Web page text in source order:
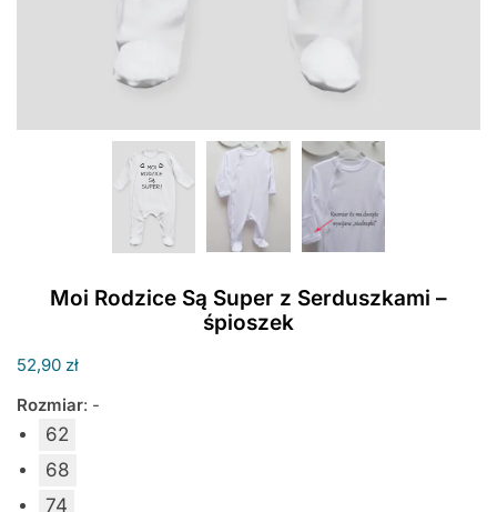
Moi Rodzice Są Super z Serduszkami –
śpioszek
52,90 zł
Rozmiar: -
62
68
74